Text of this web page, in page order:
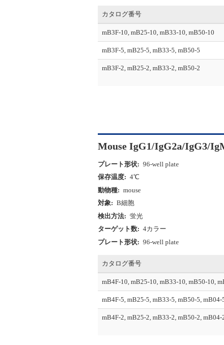
カタログ番号
mB3F-10, mB25-10, mB33-10, mB50-10
mB3F-5, mB25-5, mB33-5, mB50-5
mB3F-2, mB25-2, mB33-2, mB50-2
Mouse IgG1/IgG2a/IgG3/
プレート形状: 96-well plate
保存温度: 4℃
動物種: mouse
対象: B細胞
検出方法: 蛍光
ターゲット数: 4カラー
プレート形状: 96-well plate
カタログ番号
mB4F-10, mB25-10, mB33-10, mB50-10,
mB4F-5, mB25-5, mB33-5, mB50-5, mB04-
mB4F-2, mB25-2, mB33-2, mB50-2, mB04-